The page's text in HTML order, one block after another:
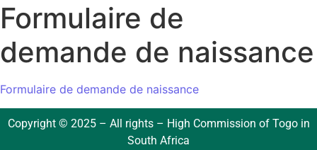
Formulaire de
demande de naissance
Formulaire de demande de naissance
Copyright © 2025 – All rights – High Commission of Togo in
South Africa